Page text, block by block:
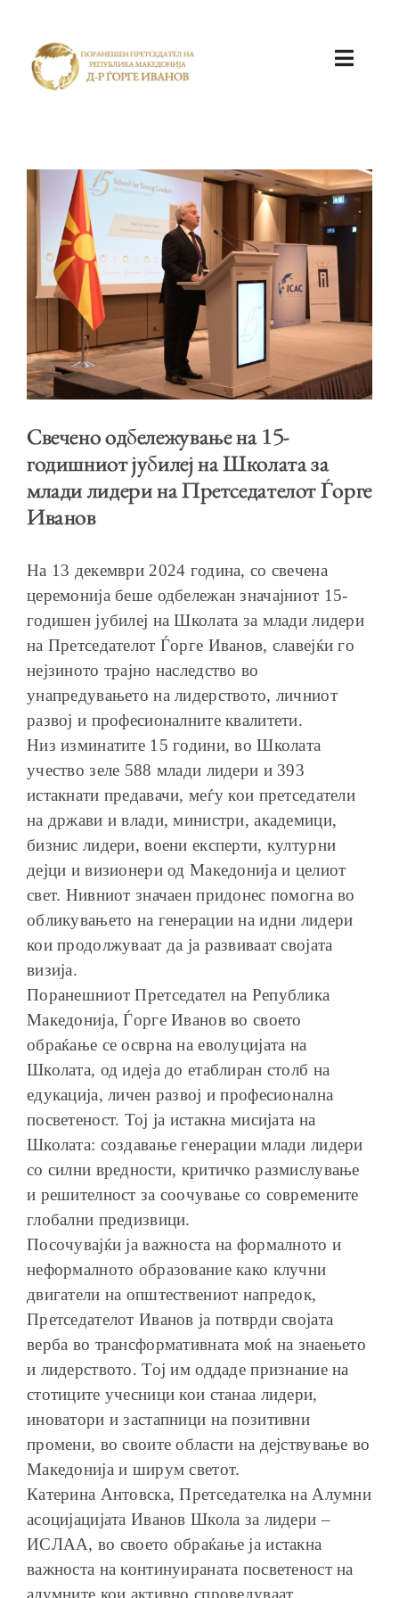
КАБИНЕТ
АКТИВНОСТИ
ОБРАЌАЊА
ШКОЛА ЗА МЛАДИ ЛИДЕРИ
ПРМ 2009-2019
Свечено одбележување на 15-
годишниот јубилеј на Школата за
млади лидери на Претседателот Ѓорге
Иванов
На 13 декември 2024 година, со свечена
церемонија беше одбележан значајниот 15-
годишен јубилеј на Школата за млади лидери
на Претседателот Ѓорге Иванов, славејќи го
нејзиното трајно наследство во
унапредувањето на лидерството, личниот
развој и професионалните квалитети.
Низ изминатите 15 години, во Школата
учество зеле 588 млади лидери и 393
истакнати предавачи, меѓу кои претседатели
на држави и влади, министри, академици,
бизнис лидери, воени експерти, културни
дејци и визионери од Македонија и целиот
свет. Нивниот значаен придонес помогна во
обликувањето на генерации на идни лидери
кои продолжуваат да ја развиваат својата
визија.
Поранешниот Претседател на Република
Македонија, Ѓорге Иванов во своето
обраќање се осврна на еволуцијата на
Школата, од идеја до етаблиран столб на
едукација, личен развој и професионална
посветеност. Тој ја истакна мисијата на
Школата: создавање генерации млади лидери
со силни вредности, критичко размислување
и решителност за соочување со современите
глобални предизвици.
Посочувајќи ја важноста на формалното и
неформалното образование како клучни
двигатели на општествениот напредок,
Претседателот Иванов ја потврди својата
верба во трансформативната моќ на знаењето
и лидерството. Тој им оддаде признание на
стотиците учесници кои станаа лидери,
иноватори и застапници на позитивни
промени, во своите области на дејствување во
Македонија и ширум светот.
Катерина Антовска, Претседателка на Алумни
асоцијацијата Иванов Школа за лидери –
ИСЛАА, во своето обраќање ја истакна
важноста на континуираната посветеност на